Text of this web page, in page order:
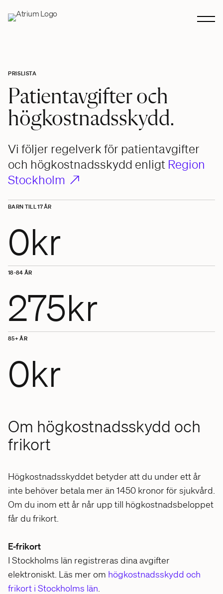
PRISLISTA
Patientavgifter och
högkostnadsskydd.
Vi följer regelverk för patientavgifter
och högkostnadsskydd enligt Region
Stockholm ↗
BARN TILL 17 ÅR
18-84ÅR
85+ÅR
0kr
275kr
0kr
Om högkostnadsskydd och
frikort
Högkostnadsskyddet betyder att du under ett år
inte behöver betala mer än 1450 kronor för sjukvård.
Om du inom ett år når upp till högkostnadsbeloppet
får du frikort.
E-frikort
I Stockholms län registreras dina avgifter
elektroniskt. Läs mer om högkostnadsskydd och
frikort i Stockholms län